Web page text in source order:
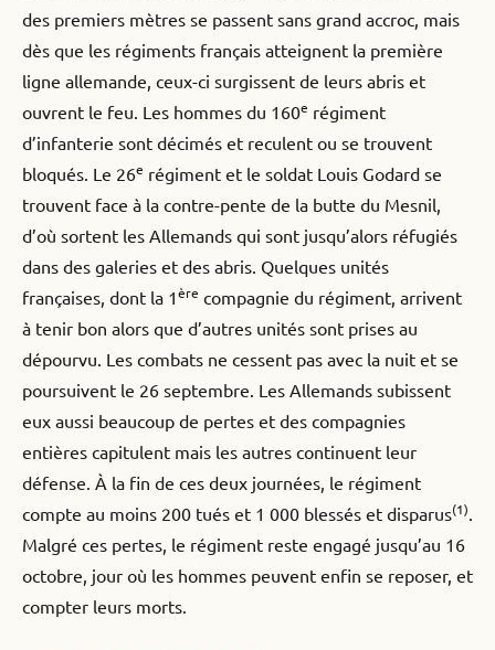
des premiers mètres se passent sans grand accroc, mais
dès que les régiments français atteignent la première
ligne allemande, ceux-ci surgissent de leurs abris et
ouvrent le feu. Les hommes du 160e régiment
d’infanterie sont décimés et reculent ou se trouvent
bloqués. Le 26e régiment et le soldat Louis Godard se
trouvent face à la contre-pente de la butte du Mesnil,
d’où sortent les Allemands qui sont jusqu’alors réfugiés
dans des galeries et des abris. Quelques unités
françaises, dont la 1ère compagnie du régiment, arrivent
à tenir bon alors que d’autres unités sont prises au
dépourvu. Les combats ne cessent pas avec la nuit et se
poursuivent le 26 septembre. Les Allemands subissent
eux aussi beaucoup de pertes et des compagnies
entières capitulent mais les autres continuent leur
défense. À la fin de ces deux journées, le régiment
compte au moins 200 tués et 1 000 blessés et disparus(1)
Malgré ces pertes, le régiment reste engagé jusqu’au 16
octobre, jour où les hommes peuvent enfin se reposer, et
compter leurs morts.